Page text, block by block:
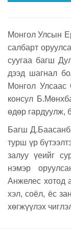
Монгол Улсын
салбарт
суугаа багш
дээд шагнал
Монгол Улсаас
консул
өдөр гардуулж,
Багш
турш үр
залуу үеийг
нэмэр
Анжелес хотод
хэл, соёл, ёс
хөгжүүлэх